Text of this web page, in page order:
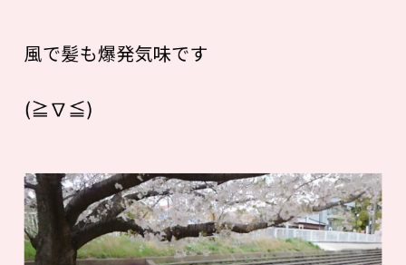
風で髪も爆発気味です
(≧∇≦)